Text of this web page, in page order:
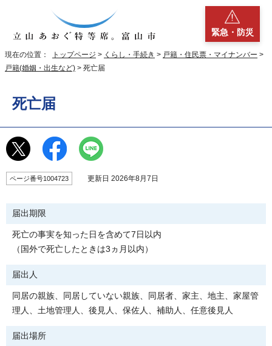
緊急・防災
現在の位置： トップページ > くらし・手続き > 戸籍・住民票・マイナンバー >
戸籍(婚姻・出生など) > 死亡届
死亡届
ページ番号1004723 更新日 2026年8月7日
届出期限
死亡の事実を知った日を含めて7日以内
（国外で死亡したときは3ヵ月以内）
届出人
同居の親族、同居していない親族、同居者、家主、地主、家屋管
理人、土地管理人、後見人、保佐人、補助人、任意後見人
届出場所